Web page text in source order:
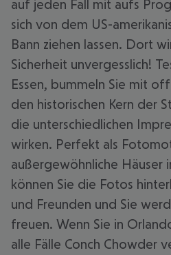
auf jeden Fall mit aufs
sich von dem US-
Bann ziehen lassen. Dort
Sicherheit unvergesslich!
Essen, bummeln Sie mit
den historischen Kern der
die unterschiedlichen
wirken. Perfekt als
außergewöhnliche Häuser
können Sie die Fotos
und Freunden und Sie
freuen. Wenn Sie in
alle Fälle Conch Chowder